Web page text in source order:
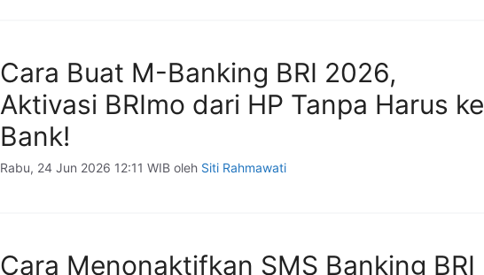
Cara Buat M-Banking BRI 2026,
Aktivasi BRImo dari HP Tanpa Harus ke
Bank!
Rabu, 24 Jun 2026 12:11 WIB oleh Siti Rahmawati
Cara Menonaktifkan SMS Banking BRI